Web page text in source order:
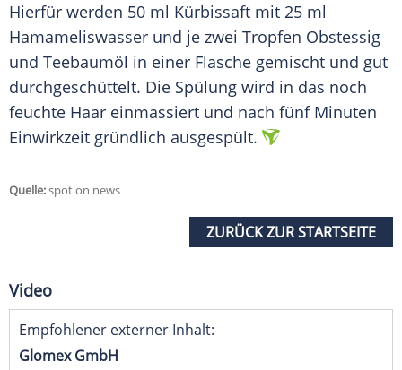
Hierfür werden 50 ml Kürbissaft mit 25 ml
Hamameliswasser und je zwei Tropfen Obstessig
und Teebaumöl in einer Flasche gemischt und gut
durchgeschüttelt. Die Spülung wird in das noch
feuchte Haar einmassiert und nach fünf Minuten
Einwirkzeit gründlich ausgespült.
Quelle:spot on news
ZURÜCK ZUR STARTSEITE
Video
Empfohlener externer Inhalt:
Glomex GmbH